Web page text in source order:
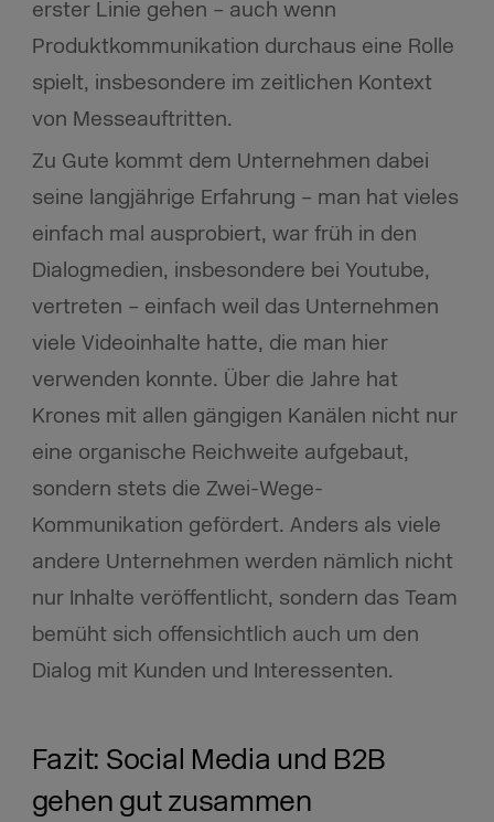
erster Linie gehen – auch wenn
Produktkommunikation durchaus eine Rolle
spielt, insbesondere im zeitlichen Kontext
von Messeauftritten.
Zu Gute kommt dem Unternehmen dabei
seine langjährige Erfahrung – man hat vieles
einfach mal ausprobiert, war früh in den
Dialogmedien, insbesondere bei Youtube,
vertreten – einfach weil das Unternehmen
viele Videoinhalte hatte, die man hier
verwenden konnte. Über die Jahre hat
Krones mit allen gängigen Kanälen nicht nur
eine organische Reichweite aufgebaut,
sondern stets die Zwei-Wege-
Kommunikation gefördert. Anders als viele
andere Unternehmen werden nämlich nicht
nur Inhalte veröffentlicht, sondern das Team
bemüht sich offensichtlich auch um den
Dialog mit Kunden und Interessenten.
Fazit: Social Media und B2B
gehen gut zusammen